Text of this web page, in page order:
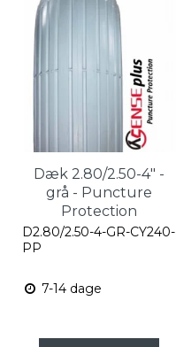
Dæk 2.80/2.50-4" -
grå - Puncture
Protection
D2.80/2.50-4-GR-CY240-
PP
7-14 dage